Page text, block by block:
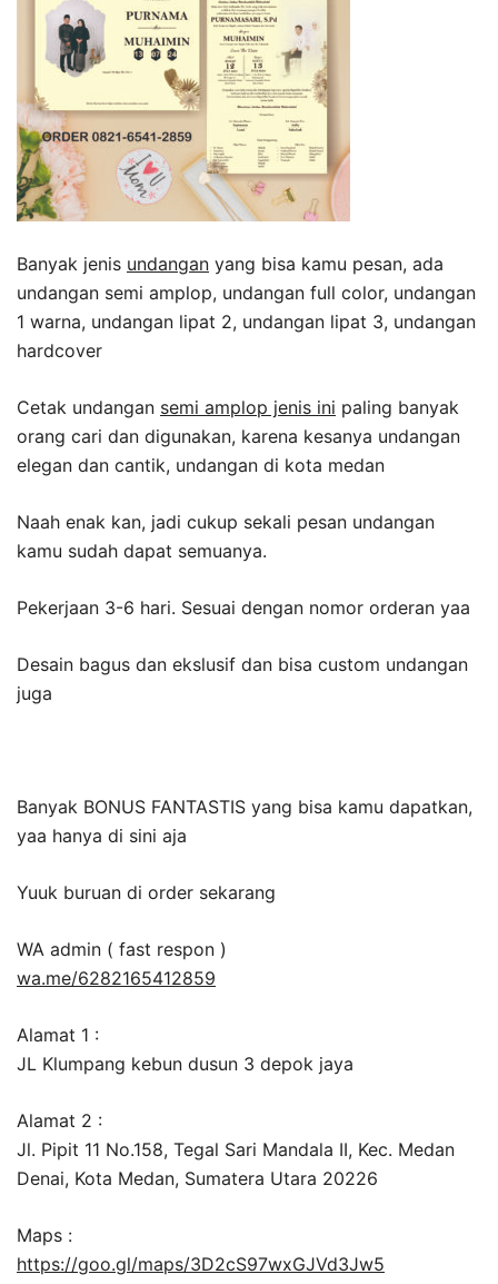
Banyak jenis undangan yang bisa kamu pesan, ada
undangan semi amplop, undangan full color, undangan
1 warna, undangan lipat 2, undangan lipat 3, undangan
hardcover
Cetak undangan semi amplop jenis ini paling banyak
orang cari dan digunakan, karena kesanya undangan
elegan dan cantik, undangan di kota medan
Naah enak kan, jadi cukup sekali pesan undangan
kamu sudah dapat semuanya.
Pekerjaan 3-6 hari. Sesuai dengan nomor orderan yaa
Desain bagus dan ekslusif dan bisa custom undangan
juga
Banyak BONUS FANTASTIS yang bisa kamu dapatkan,
yaa hanya di sini aja
Yuuk buruan di order sekarang
WA admin ( fast respon )
wa.me/6282165412859
Alamat 1 :
JL Klumpang kebun dusun 3 depok jaya
Alamat 2 :
Jl. Pipit 11 No.158, Tegal Sari Mandala II, Kec. Medan
Denai, Kota Medan, Sumatera Utara 20226
Maps :
https://goo.gl/maps/3D2cS97wxGJVd3Jw5